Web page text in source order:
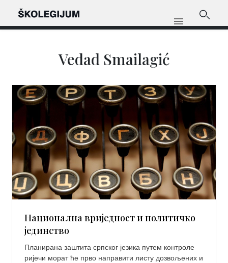
Vedad Smailagić
Национална вриједност и политичко
јединство
Планирана заштита српског језика путем контроле
ријечи морат ће прво направити листу дозвољених и